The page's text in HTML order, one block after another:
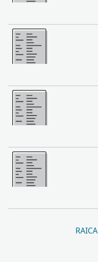
Vakalevu cake
Vakalevu cake
Vakalevu cake